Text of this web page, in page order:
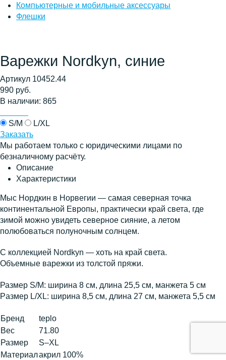
Компьютерные и мобильные аксессуары
Флешки
Варежки Nordkyn, синие
Артикул 10452.44
990 руб.
В наличии: 865
S/M
L/XL
Заказать
Мы работаем только с юридическими лицами по
безналичному расчёту.
Описание
Характеристики
Мыс Нордкин в Норвегии — самая северная точка
континентальной Европы, практически край света, где
зимой можно увидеть северное сияние, а летом
полюбоваться полуночным солнцем.
С коллекцией Nordkyn — хоть на край света.
Объемные варежки из толстой пряжи.
Размер S/M: ширина 8 см, длина 25,5 см, манжета 5 см
Pазмер L/XL: ширина 8,5 см, длина 27 см, манжета 5,5 см
Бренд
teplo
Вес
71.80
Размер
S–XL
Материалакрил 100%